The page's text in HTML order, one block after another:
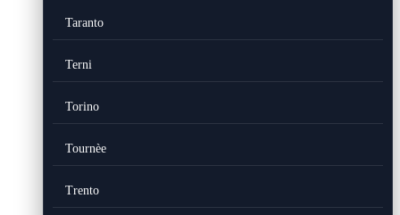
Taranto
Terni
Torino
Tournèe
Trento